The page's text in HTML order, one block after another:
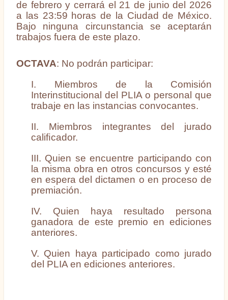
de febrero y cerrará el 21 de junio del 2026
a las 23:59 horas de la Ciudad de México.
Bajo ninguna circunstancia se aceptarán
trabajos fuera de este plazo.
OCTAVA: No podrán participar:
I. Miembros de la Comisión
Interinstitucional del PLIA o personal que
trabaje en las instancias convocantes.
II. Miembros integrantes del jurado
caliﬁcador.
III. Quien se encuentre participando con
la misma obra en otros concursos y esté
en espera del dictamen o en proceso de
premiación.
IV. Quien haya resultado persona
ganadora de este premio en ediciones
anteriores.
V. Quien haya participado como jurado
del PLIA en ediciones anteriores.